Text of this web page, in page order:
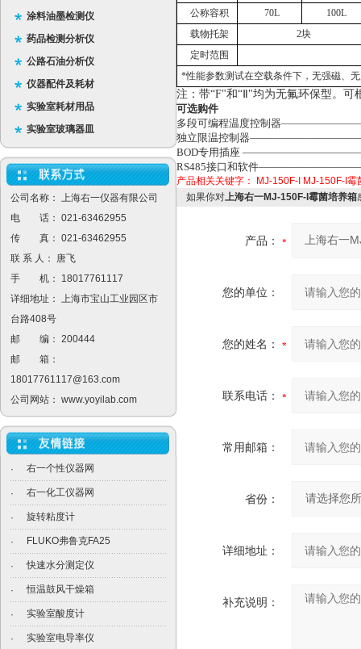
涂料油墨检测仪
药品检测分析仪
公路石油分析仪
仪器配件及耗材
实验室耗材用品
实验室玻璃器皿
公司名称： 上海右一仪器有限公司
电 话： 021-63462955
传 真： 021-63462955
联 系 人： 唐飞
手 机： 18017761117
详细地址： 上海市宝山工业园区市
台路408号
邮 编： 200444
邮 箱：
18017761117@163.com
公司网站： www.yoyilab.com
· 右一个性仪器网
· 右一化工仪器网
· 旋转粘度计
· FLUKO弗鲁克FA25
· 快速水分测定仪
· 恒温鼓风干燥箱
· 实验室酸度计
· 实验室电导率仪
公称容积 70L
100L
载物托架
2块
定时范围
*性能参数测试在空载条件下，无强磁、
注：带“F"和“Ⅱ"均为无氟环保型。
可选购件
多段可编程温度控制器
独立限温控制器
BOD专用插座
RS485接口和软件
产品相关关键字： MJ-150F-I MJ-150F-I霉
如果你对上海右一MJ-150F-I霉菌培养箱
产品：
您的单位：
您的姓名：
联系电话：
常用邮箱：
省份：
详细地址：
补充说明：